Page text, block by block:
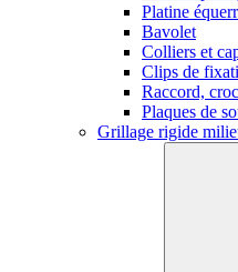
Platine
Bavolet
Colliers et
Clips de
Raccord,
Plaques de
Grillage rigide